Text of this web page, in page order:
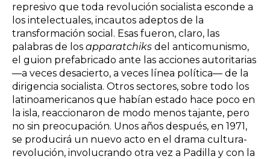
represivo que toda revolución socialista esconde a
los intelectuales, incautos adeptos de la
transformación social. Esas fueron, claro, las
palabras de los apparatchiks del anticomunismo,
el guion prefabricado ante las acciones autoritarias
—a veces desacierto, a veces línea política— de la
dirigencia socialista. Otros sectores, sobre todo los
latinoamericanos que habían estado hace poco en
la isla, reaccionaron de modo menos tajante, pero
no sin preocupación. Unos años después, en 1971,
se producirá un nuevo acto en el drama cultura-
revolución, involucrando otra vez a Padilla y con la